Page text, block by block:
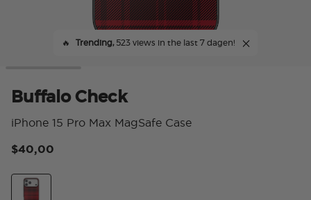
🔥 Trending,523 views in the last 7 dagen!
Buffalo Check
iPhone 15 Pro Max MagSafe Case
$40,00